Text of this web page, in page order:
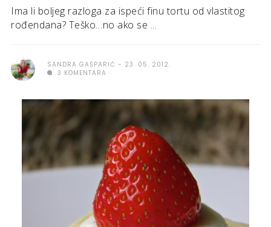
Ima li boljeg razloga za ispeći finu tortu od vlastitog
rođendana? Teško…no ako se ...
SANDRA GAŠPARIĆ
23. 05. 2012.
3 KOMENTARA